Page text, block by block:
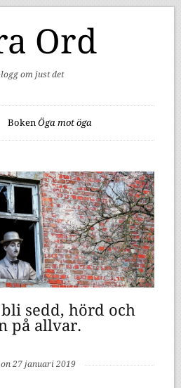
Ord
om just det
Boken Öga mot öga
sedd, hörd och
på allvar.
on 27 januari 2019